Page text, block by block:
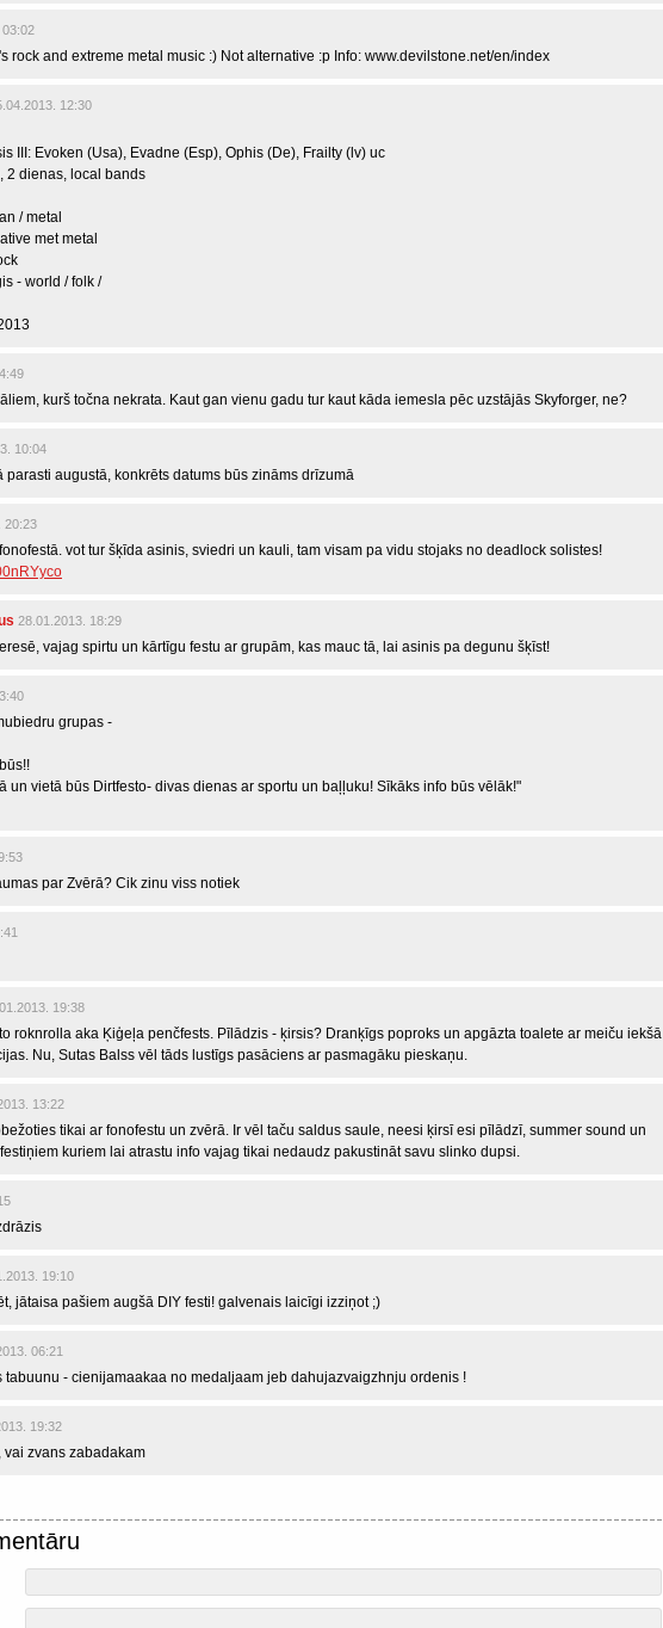
03:02
rock and extreme metal music :) Not alternative :p Info: www.devilstone.net/en/index
12:30
III: Evoken (Usa), Evadne (Esp), Ophis (De), Frailty (lv) uc
2 dienas, local bands
/ metal
met metal
- world / folk /
kurš točna nekrata. Kaut gan vienu gadu tur kaut kāda iemesla pēc uzstājās Skyforger, ne?
10:04
parasti augustā, konkrēts datums būs zināms drīzumā
20:23
vot tur šķīda asinis, sviedri un kauli, tam visam pa vidu stojaks no deadlock solistes!
28.01.2013. 18:29
vajag spirtu un kārtīgu festu ar grupām, kas mauc tā, lai asinis pa degunu šķīst!
grupas -
un vietā būs Dirtfesto- divas dienas ar sportu un baļļuku! Sīkāks info būs vēlāk!"
par Zvērā? Cik zinu viss notiek
19:38
roknrolla aka Ķiģeļa penčfests. Pīlādzis - ķirsis? Dranķīgs poproks un apgāzta toalete ar meiču iekšā
Nu, Sutas Balss vēl tāds lustīgs pasāciens ar pasmagāku pieskaņu.
13:22
tikai ar fonofestu un zvērā. Ir vēl taču saldus saule, neesi ķirsī esi pīlādzī, summer sound un
kuriem lai atrastu info vajag tikai nedaudz pakustināt savu slinko dupsi.
19:10
jātaisa pašiem augšā DIY festi! galvenais laicīgi izziņot ;)
06:21
tabuunu - cienijamaakaa no medaljaam jeb dahujazvaigzhnju ordenis !
19:32
zvans zabadakam